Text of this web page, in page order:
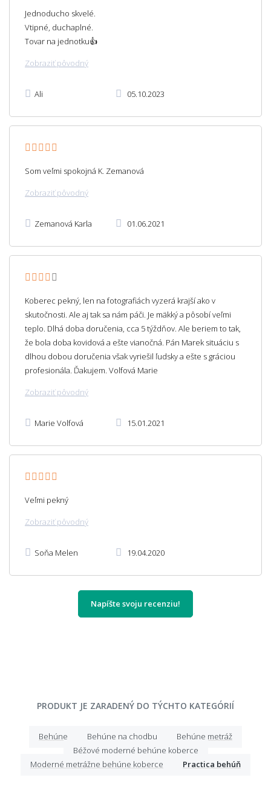
Jednoducho skvelé.
Vtipné, duchaplné.
Tovar na jednotku👍
Zobraziť pôvodný
Ali 05.10.2023
Som veľmi spokojná K. Zemanová
Zobraziť pôvodný
Zemanová Karla 01.06.2021
Koberec pekný, len na fotografiách vyzerá krajší ako v
skutočnosti. Ale aj tak sa nám páči. Je mäkký a pôsobí veľmi
teplo. Dlhá doba doručenia, cca 5 týždňov. Ale beriem to tak,
že bola doba kovidová a ešte vianočná. Pán Marek situáciu s
dlhou dobou doručenia však vyriešil ľudsky a ešte s gráciou
profesionála. Ďakujem. Volfová Marie
Zobraziť pôvodný
Marie Volfová 15.01.2021
Veľmi pekný
Zobraziť pôvodný
Soňa Melen 19.04.2020
Napíšte svoju recenziu!
PRODUKT JE ZARADENÝ DO TÝCHTO KATEGÓRIÍ
Behúne Behúne na chodbu
Behúne metráž
Béžové moderné behúne koberce
Moderné metrážne behúne koberce
Practica behúň